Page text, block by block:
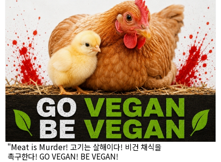
"Meat is Murder! 고기는 살해이다! 비건 채식을
촉구한다! GO VEGAN! BE VEGAN!